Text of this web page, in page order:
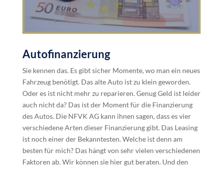
Autofinanzierung
Sie kennen das. Es gibt sicher Momente, wo man ein neues
Fahrzeug benötigt. Das alte Auto ist zu klein geworden.
Oder es ist nicht mehr zu reparieren. Genug Geld ist leider
auch nicht da? Das ist der Moment für die Finanzierung
des Autos. Die NFVK AG kann ihnen sagen, dass es vier
verschiedene Arten dieser Finanzierung gibt. Das Leasing
ist noch einer der Bekanntesten. Welche ist denn am
besten für mich? Das hängt von sehr vielen verschiedenen
Faktoren ab. Wir können sie hier gut beraten. Und den